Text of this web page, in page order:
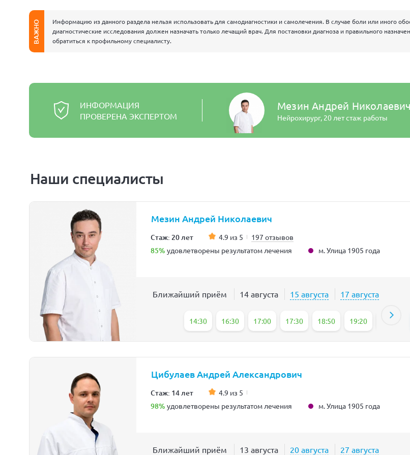
ВАЖНО
Информацию из данного раздела нельзя использовать для самодиагностики и самолечения. В случае боли или иного
диагностические исследования должен назначать только лечащий врач. Для постановки диагноза и правильного
обратиться к профильному специалисту.
ИНФОРМАЦИЯ
ПРОВЕРЕНА ЭКСПЕРТОМ
Мезин Андрей Николаевич
Нейрохирург, 20 лет стаж работы
Наши специалисты
Мезин Андрей Николаевич
Стаж: 20 лет 4.9 из 5 197 отзывов
85% удовлетворены результатом лечения м. Улица 1905 года
Ближайший приём 14 августа 15 августа 17 августа
14:30 16:30 17:00 17:30 18:50 19:20 19:50
Цибулаев Андрей Александрович
Стаж: 14 лет 4.9 из 5
98% удовлетворены результатом лечения м. Улица 1905 года
Ближайший приём 13 августа 20 августа 27 августа